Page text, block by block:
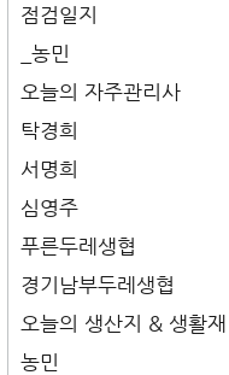
점검일지
_농민
오늘의 자주관리사
탁경희
서명희
심영주
푸른두레생협
경기남부두레생협
오늘의 생산지 & 생활재
농민